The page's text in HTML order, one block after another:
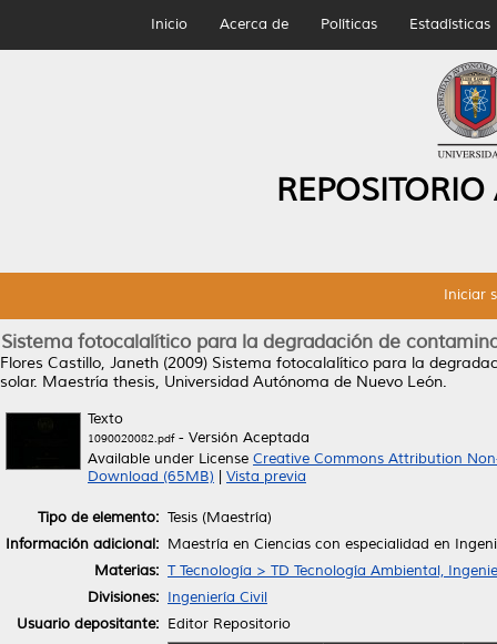
Inicio Acerca de Políticas Estadísticas
Iniciar
Sistema fotocalalítico para la degradación de
Flores Castillo, Janeth (2009) Sistema fotocalalítico para la
solar. Maestría thesis, Universidad Autónoma de Nuevo León.
Texto
1090020082.pdf- Versión Aceptada
Available under License Creative Commons Attribution
Download (65MB)
Vista previa
Tipo de elemento: Tesis (Maestría)
Información adicional: Maestría en Ciencias con especialidad en
Materias: T Tecnología > TD Tecnología Ambiental,
Divisiones: Ingeniería Civil
Usuario depositante: Editor Repositorio